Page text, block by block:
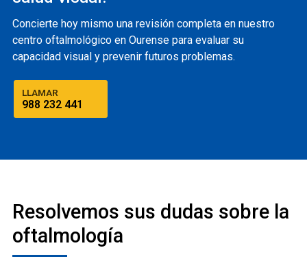
Concierte hoy mismo una revisión completa en nuestro
centro oftalmológico en Ourense para evaluar su
capacidad visual y prevenir futuros problemas.
LLAMAR
988 232 441
Resolvemos sus dudas sobre la
oftalmología